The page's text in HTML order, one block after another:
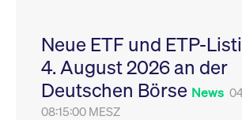
Neue ETF und ETP-
4. August 2026 an der
Deutschen Börse News
08:15:00 MESZ